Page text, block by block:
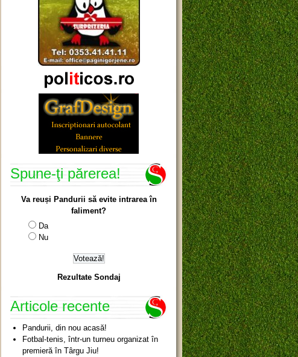
Spune-ţi părerea!
Va reuși Pandurii să evite intrarea în
faliment?
Da
Nu
Rezultate Sondaj
Articole recente
Pandurii, din nou acasă!
Fotbal-tenis, într-un turneu organizat în
premieră în Târgu Jiu!